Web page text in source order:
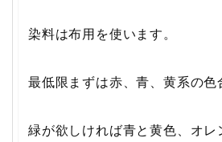
染料は布用を使います。
最低限まずは赤、青、黄系の色
緑が欲しければ青と黄色、オレ